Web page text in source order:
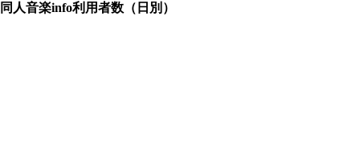
同人音楽info利用者数（日別）